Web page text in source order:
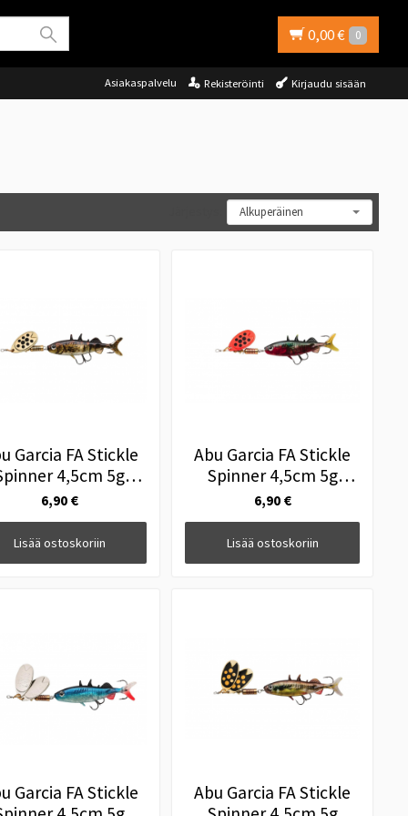
0,00 € 0
Asiakaspalvelu Rekisteröinti Kirjaudu sisään
Garcia FA Stickle
4,5cm 5g
Natural Stickle
6,90 €
Lisää ostoskoriin
Abu Garcia FA Stickle
Spinner 4,5cm 5g
Spawn Stickle
6,90 €
Lisää ostoskoriin
Garcia FA Stickle
Abu Garcia FA Stickle